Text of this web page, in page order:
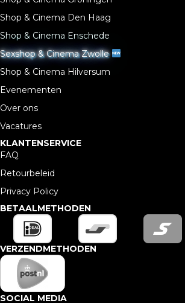
Shop & Cinema Den Haag
Shop & Cinema Enschede
Sexshop & Cinema Zwolle
Shop & Cinema Hilversum
Evenementen
Over ons
Vacatures
KLANTENSERVICE
FAQ
Retourbeleid
Privacy Policy
BETAALMETHODEN
VERZENDMETHODEN
SOCIAL MEDIA